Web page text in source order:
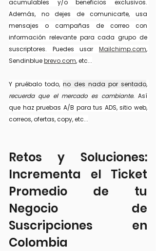
acumulables y/o beneficios exclusivos.
Además, no dejes de comunicarte, usa
mensajes o campañas de correo con
información relevante para cada grupo de
suscriptores. Puedes usar Mailchimp.com,
Sendinblue brevo.com, etc...
Y pruébalo todo, no des nada por sentado
recuerda que el mercado es cambiante. Así
que haz pruebas A/B para tus ADS, sitio web,
correos, ofertas, copy, etc...
Retos y Soluciones:
Incrementa el Ticket
Promedio de tu
Negocio de
Suscripciones en
Colombia